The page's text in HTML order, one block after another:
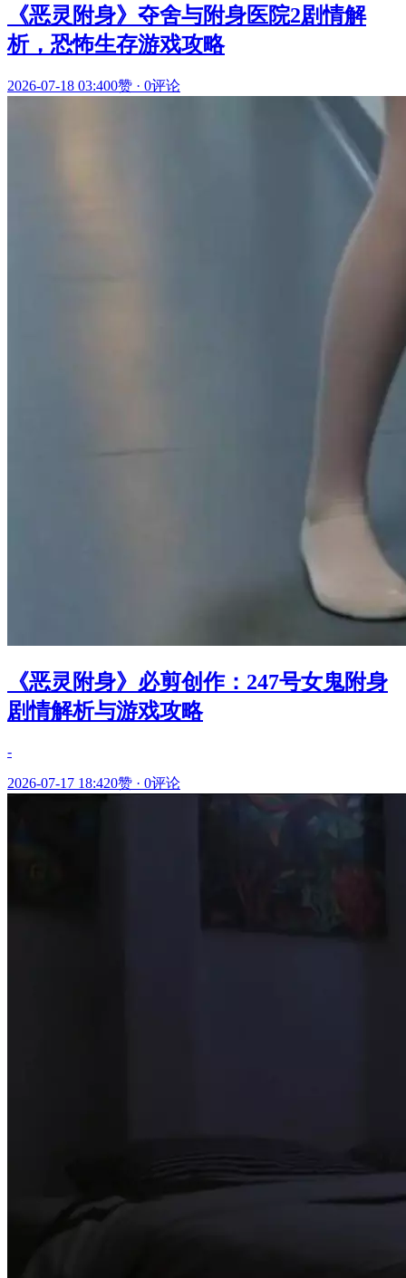
《恶灵附身》夺舍与附身医院2剧情解
析，恐怖生存游戏攻略
2026-07-18 03:400赞 · 0评论
《恶灵附身》必剪创作：247号女鬼附身
剧情解析与游戏攻略
-
2026-07-17 18:420赞 · 0评论